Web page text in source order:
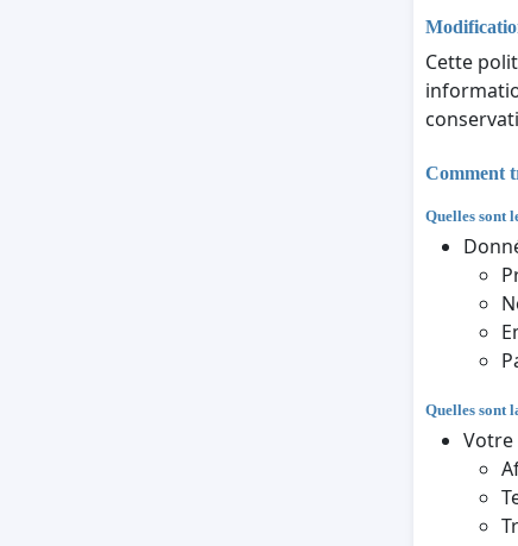
Cette
Comment
Quelles sont
Quelles sont
Votre